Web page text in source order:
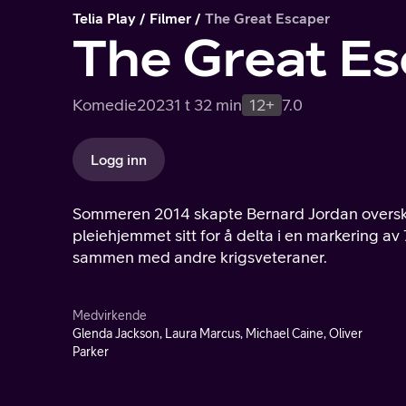
Telia Play Filmer The Great Escaper
The Great
Komedie20231 t 32 min 12+ 7.0
Logg inn
Sommeren 2014 skapte Bernard Jordan
pleiehjemmet sitt for å delta i en markering
sammen med andre krigsveteraner.
Medvirkende
Glenda Jackson, Laura Marcus, Michael Caine, Oliver
Parker